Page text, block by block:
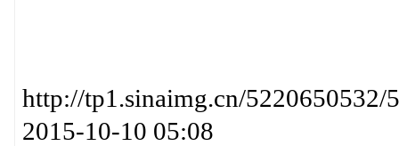
http://tp1.sinaimg.cn/
2015-10-10 05:08